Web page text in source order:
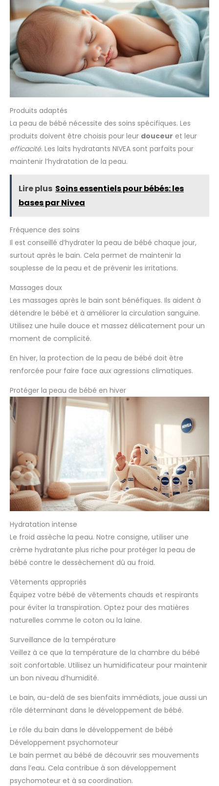
Produits adaptés
La peau de bébé nécessite des soins spécifiques. Les
produits doivent être choisis pour leur douceur et leur
efficacité. Les laits hydratants NIVEA sont parfaits pour
maintenir l’hydratation de la peau.
Lire plus Soins essentiels pour bébés: les
bases par Nivea
Fréquence des soins
Il est conseillé d’hydrater la peau de bébé chaque jour,
surtout après le bain. Cela permet de maintenir la
souplesse de la peau et de prévenir les irritations.
Massages doux
Les massages après le bain sont bénéfiques. Ils aident à
détendre le bébé et à améliorer la circulation sanguine.
Utilisez une huile douce et massez délicatement pour un
moment de complicité.
En hiver, la protection de la peau de bébé doit être
renforcée pour faire face aux agressions climatiques.
Protéger la peau de bébé en hiver
Hydratation intense
Le froid assèche la peau. Notre consigne, utiliser une
crème hydratante plus riche pour protéger la peau de
bébé contre le dessèchement dû au froid.
Vêtements appropriés
Équipez votre bébé de vêtements chauds et respirants
pour éviter la transpiration. Optez pour des matières
naturelles comme le coton ou la laine.
Surveillance de la température
Veillez à ce que la température de la chambre du bébé
soit confortable. Utilisez un humidificateur pour maintenir
un bon niveau d’humidité.
Le bain, au-delà de ses bienfaits immédiats, joue aussi un
rôle déterminant dans le développement de bébé.
Le rôle du bain dans le développement de bébé
Développement psychomoteur
Le bain permet au bébé de découvrir ses mouvements
dans l’eau. Cela contribue à son développement
psychomoteur et à sa coordination.